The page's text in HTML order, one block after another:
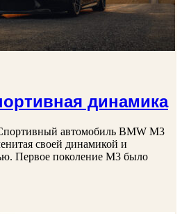
динамика
автомобиль BMW M3
своей динамикой и
Первое поколение M3 было